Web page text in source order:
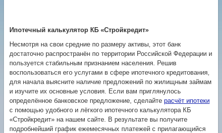
Ипотечный калькулятор КБ «Стройкредит»
Несмотря на свои средние по размеру активы, этот банк
достаточно распространён по территории Российской Федерации и
пользуется стабильным признанием населения. Решив
воспользоваться его услугами в сфере ипотечного кредитования,
для начала выясните наличие предложений по жилищным займам
и изучите их основные условия. Если вам приглянулось
определённое банковское предложение, сделайте расчёт ипотеки
с помощью удобного и лёгкого ипотечного калькулятора КБ
«Стройкредит» на нашем сайте. В результате вы получите
подробнейший график ежемесячных платежей с прилагающийся